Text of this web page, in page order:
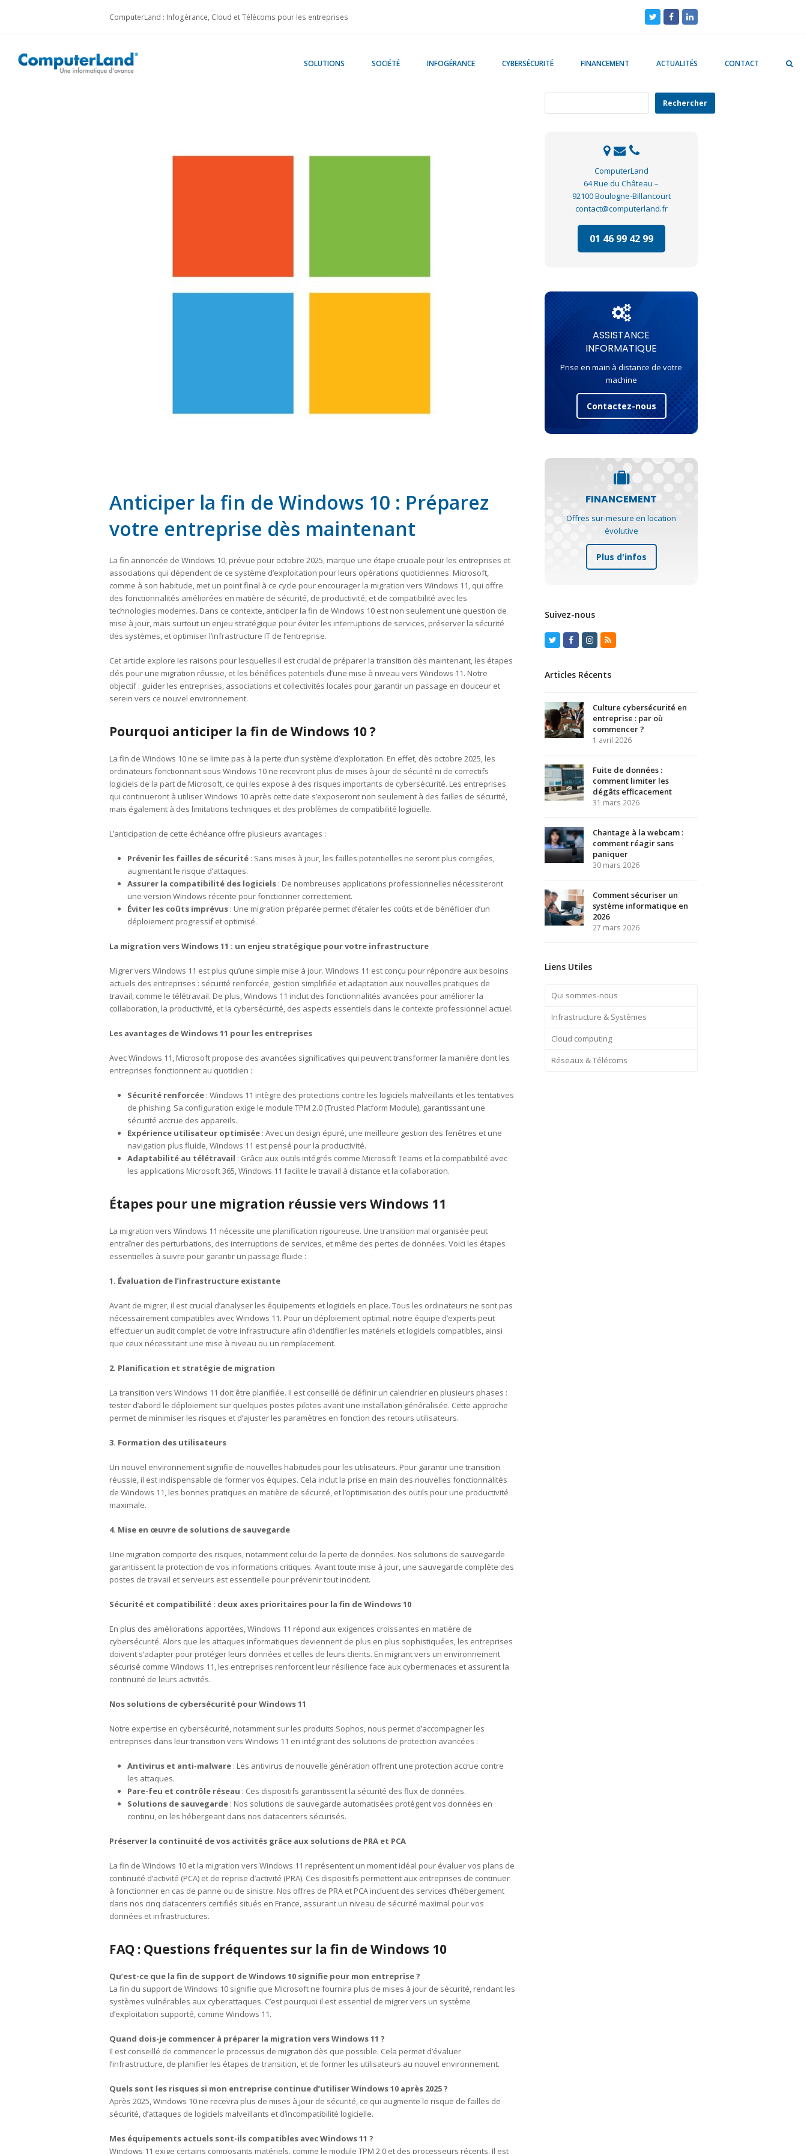
ComputerLand : Infogérance, Cloud et Télécoms pour les entreprises TwitterFacebookLinkedIn
SOLUTIONS SOCIÉTÉ INFOGÉRANCE CYBERSÉCURITÉ FINANCEMENT ACTUALITÉS CONTACT
Anticiper la fin de Windows 10 : Préparez
votre entreprise dès maintenant
La fin annoncée de Windows 10, prévue pour octobre 2025, marque une étape cruciale pour les entreprises et
associations qui dépendent de ce système d’exploitation pour leurs opérations quotidiennes. Microsoft,
comme à son habitude, met un point final à ce cycle pour encourager la migration vers Windows 11, qui offre
des fonctionnalités améliorées en matière de sécurité, de productivité, et de compatibilité avec les
technologies modernes. Dans ce contexte, anticiper la fin de Windows 10 est non seulement une question de
mise à jour, mais surtout un enjeu stratégique pour éviter les interruptions de services, préserver la sécurité
des systèmes, et optimiser l’infrastructure IT de l’entreprise.
Cet article explore les raisons pour lesquelles il est crucial de préparer la transition dès maintenant, les étapes
clés pour une migration réussie, et les bénéfices potentiels d’une mise à niveau vers Windows 11. Notre
objectif : guider les entreprises, associations et collectivités locales pour garantir un passage en douceur et
serein vers ce nouvel environnement.
Pourquoi anticiper la fin de Windows 10 ?
La fin de Windows 10 ne se limite pas à la perte d’un système d’exploitation. En effet, dès octobre 2025, les
ordinateurs fonctionnant sous Windows 10 ne recevront plus de mises à jour de sécurité ni de correctifs
logiciels de la part de Microsoft, ce qui les expose à des risques importants de cybersécurité. Les entreprises
qui continueront à utiliser Windows 10 après cette date s’exposeront non seulement à des failles de sécurité,
mais également à des limitations techniques et des problèmes de compatibilité logicielle.
L’anticipation de cette échéance offre plusieurs avantages :
Prévenir les failles de sécurité : Sans mises à jour, les failles potentielles ne seront plus corrigées,
augmentant le risque d’attaques.
Assurer la compatibilité des logiciels : De nombreuses applications professionnelles nécessiteront
une version Windows récente pour fonctionner correctement.
Éviter les coûts imprévus : Une migration préparée permet d’étaler les coûts et de bénéficier d’un
déploiement progressif et optimisé.
La migration vers Windows 11 : un enjeu stratégique pour votre infrastructure
Migrer vers Windows 11 est plus qu’une simple mise à jour. Windows 11 est conçu pour répondre aux besoins
actuels des entreprises : sécurité renforcée, gestion simplifiée et adaptation aux nouvelles pratiques de
travail, comme le télétravail. De plus, Windows 11 inclut des fonctionnalités avancées pour améliorer la
collaboration, la productivité, et la cybersécurité, des aspects essentiels dans le contexte professionnel actuel.
Les avantages de Windows 11 pour les entreprises
Avec Windows 11, Microsoft propose des avancées significatives qui peuvent transformer la manière dont les
entreprises fonctionnent au quotidien :
Sécurité renforcée : Windows 11 intègre des protections contre les logiciels malveillants et les tentatives
de phishing. Sa configuration exige le module TPM 2.0 (Trusted Platform Module), garantissant une
sécurité accrue des appareils.
Expérience utilisateur optimisée : Avec un design épuré, une meilleure gestion des fenêtres et une
navigation plus fluide, Windows 11 est pensé pour la productivité.
Adaptabilité au télétravail : Grâce aux outils intégrés comme Microsoft Teams et la compatibilité avec
les applications Microsoft 365, Windows 11 facilite le travail à distance et la collaboration.
Étapes pour une migration réussie vers Windows 11
La migration vers Windows 11 nécessite une planification rigoureuse. Une transition mal organisée peut
entraîner des perturbations, des interruptions de services, et même des pertes de données. Voici les étapes
essentielles à suivre pour garantir un passage fluide :
1. Évaluation de l’infrastructure existante
Avant de migrer, il est crucial d’analyser les équipements et logiciels en place. Tous les ordinateurs ne sont pas
nécessairement compatibles avec Windows 11. Pour un déploiement optimal, notre équipe d’experts peut
effectuer un audit complet de votre infrastructure afin d’identifier les matériels et logiciels compatibles, ainsi
que ceux nécessitant une mise à niveau ou un remplacement.
2. Planification et stratégie de migration
La transition vers Windows 11 doit être planifiée. Il est conseillé de définir un calendrier en plusieurs phases :
tester d’abord le déploiement sur quelques postes pilotes avant une installation généralisée. Cette approche
permet de minimiser les risques et d’ajuster les paramètres en fonction des retours utilisateurs.
3. Formation des utilisateurs
Un nouvel environnement signifie de nouvelles habitudes pour les utilisateurs. Pour garantir une transition
réussie, il est indispensable de former vos équipes. Cela inclut la prise en main des nouvelles fonctionnalités
de Windows 11, les bonnes pratiques en matière de sécurité, et l’optimisation des outils pour une productivité
maximale.
4. Mise en œuvre de solutions de sauvegarde
Une migration comporte des risques, notamment celui de la perte de données. Nos solutions de sauvegarde
garantissent la protection de vos informations critiques. Avant toute mise à jour, une sauvegarde complète des
postes de travail et serveurs est essentielle pour prévenir tout incident.
Sécurité et compatibilité : deux axes prioritaires pour la fin de Windows 10
En plus des améliorations apportées, Windows 11 répond aux exigences croissantes en matière de
cybersécurité. Alors que les attaques informatiques deviennent de plus en plus sophistiquées, les entreprises
doivent s’adapter pour protéger leurs données et celles de leurs clients. En migrant vers un environnement
sécurisé comme Windows 11, les entreprises renforcent leur résilience face aux cybermenaces et assurent la
continuité de leurs activités.
Nos solutions de cybersécurité pour Windows 11
Notre expertise en cybersécurité, notamment sur les produits Sophos, nous permet d’accompagner les
entreprises dans leur transition vers Windows 11 en intégrant des solutions de protection avancées :
Antivirus et anti-malware : Les antivirus de nouvelle génération offrent une protection accrue contre
les attaques.
Pare-feu et contrôle réseau : Ces dispositifs garantissent la sécurité des flux de données.
Solutions de sauvegarde : Nos solutions de sauvegarde automatisées protègent vos données en
continu, en les hébergeant dans nos datacenters sécurisés.
Préserver la continuité de vos activités grâce aux solutions de PRA et PCA
La fin de Windows 10 et la migration vers Windows 11 représentent un moment idéal pour évaluer vos plans de
continuité d’activité (PCA) et de reprise d’activité (PRA). Ces dispositifs permettent aux entreprises de continuer
à fonctionner en cas de panne ou de sinistre. Nos offres de PRA et PCA incluent des services d’hébergement
dans nos cinq datacenters certifiés situés en France, assurant un niveau de sécurité maximal pour vos
données et infrastructures.
FAQ : Questions fréquentes sur la fin de Windows 10
Qu’est-ce que la fin de support de Windows 10 signifie pour mon entreprise ?
La fin du support de Windows 10 signifie que Microsoft ne fournira plus de mises à jour de sécurité, rendant les
systèmes vulnérables aux cyberattaques. C’est pourquoi il est essentiel de migrer vers un système
d’exploitation supporté, comme Windows 11.
Quand dois-je commencer à préparer la migration vers Windows 11 ?
Il est conseillé de commencer le processus de migration dès que possible. Cela permet d’évaluer
l’infrastructure, de planifier les étapes de transition, et de former les utilisateurs au nouvel environnement.
Quels sont les risques si mon entreprise continue d’utiliser Windows 10 après 2025 ?
Après 2025, Windows 10 ne recevra plus de mises à jour de sécurité, ce qui augmente le risque de failles de
sécurité, d’attaques de logiciels malveillants et d’incompatibilité logicielle.
Mes équipements actuels sont-ils compatibles avec Windows 11 ?
Windows 11 exige certains composants matériels, comme le module TPM 2.0 et des processeurs récents. Il est
Rechercher
ComputerLand
64 Rue du Château –
92100 Boulogne-Billancourt
contact@computerland.fr
01 46 99 42 99
ASSISTANCE
INFORMATIQUE
Prise en main à distance de votre
machine
Contactez-nous
FINANCEMENT
Offres sur-mesure en location
évolutive
Plus d'infos
Suivez-nous
TwitterFacebook
Instagram
RSS
Articles Récents
Culture cybersécurité en
entreprise : par où
commencer ?
1 avril 2026
Fuite de données :
comment limiter les
dégâts efficacement
31 mars 2026
Chantage à la webcam :
comment réagir sans
paniquer
30 mars 2026
Comment sécuriser un
système informatique en
2026
27 mars 2026
Liens Utiles
Qui sommes-nous
Infrastructure & Systèmes
Cloud computing
Réseaux & Télécoms